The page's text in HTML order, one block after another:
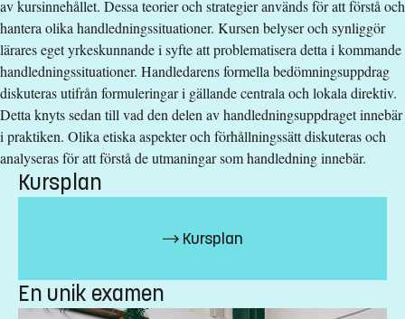
Förskollärarexamen, lärarexamen, examen avsedd för
fritidshemmet, yrkeslärarexamen eller
folkhögskollärarexamen.
Godkänd svenska och engelska motsvarande
grundläggande behörighet på grundnivå
Urval
Akademiska poäng avancerad nivå
17200 kr - OBS! Gäller bara studenter utanför EU/EES och
Har du frågor om kursen, kontakta oss.
av kursinnehållet. Dessa teorier och strategier används för att förstå och
hantera olika handledningssituationer. Kursen belyser och synliggör
lärares eget yrkeskunnande i syfte att problematisera detta i kommande
handledningssituationer. Handledarens formella bedömningsuppdrag
diskuteras utifrån formuleringar i gällande centrala och lokala direktiv.
Detta knyts sedan till vad den delen av handledningsuppdraget innebär
i praktiken. Olika etiska aspekter och förhållningssätt diskuteras och
analyseras för att förstå de utmaningar som handledning innebär.
Kursplan
Kursplan
En unik examen